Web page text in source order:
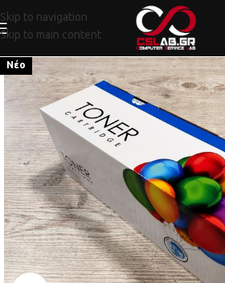
Skip to navigation
Skip to main content
Νέο